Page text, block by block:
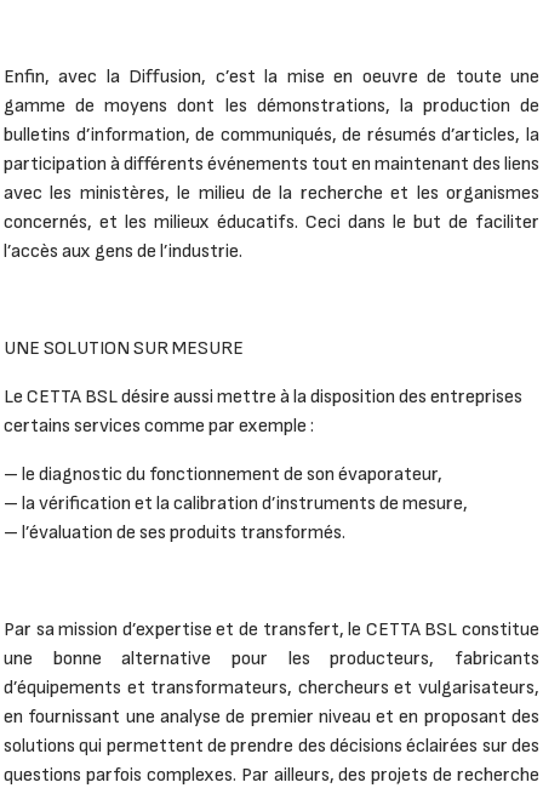
Enfin, avec la Diffusion, c’est la mise en oeuvre de toute une
gamme de moyens dont les démonstrations, la production de
bulletins d’information, de communiqués, de résumés d’articles, la
participation à différents événements tout en maintenant des liens
avec les ministères, le milieu de la recherche et les organismes
concernés, et les milieux éducatifs. Ceci dans le but de faciliter
l’accès aux gens de l’industrie.
UNE SOLUTION SUR MESURE
Le CETTA BSL désire aussi mettre à la disposition des entreprises
certains services comme par exemple :
– le diagnostic du fonctionnement de son évaporateur,
– la vérification et la calibration d’instruments de mesure,
– l’évaluation de ses produits transformés.
Par sa mission d’expertise et de transfert, le CETTA BSL constitue
une bonne alternative pour les producteurs, fabricants
d’équipements et transformateurs, chercheurs et vulgarisateurs,
en fournissant une analyse de premier niveau et en proposant des
solutions qui permettent de prendre des décisions éclairées sur des
questions parfois complexes. Par ailleurs, des projets de recherche